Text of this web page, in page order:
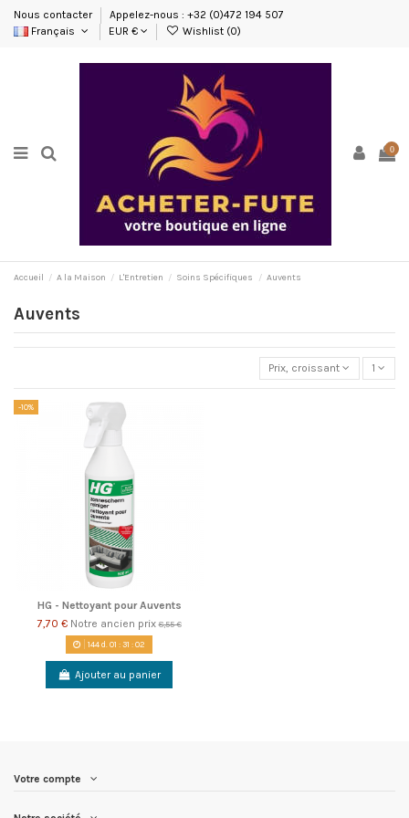
Nous contacter
Appelez-nous : +32 (0)472 194 507
Français
EUR € Wishlist (0)
0
Accueil A la Maison L'Entretien Soins Spécifiques Auvents
Auvents
Prix, croissant 1
-10%
HG - Nettoyant pour Auvents
7,70 € Notre ancien prix8,55 €
144d. 01 :31 :02
Ajouter au panier
Votre compte